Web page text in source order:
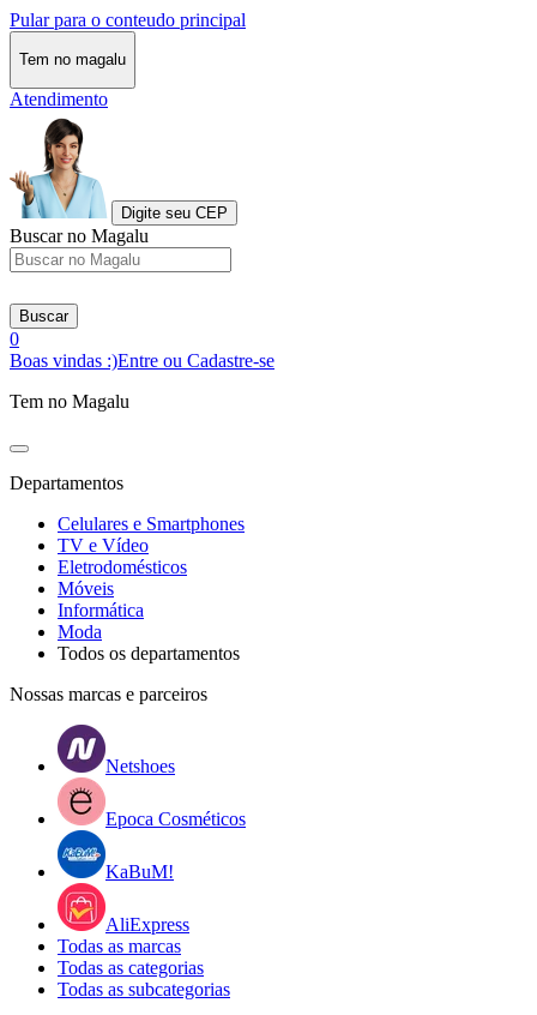
Pular para o conteudo principal
Tem no magalu
Atendimento
Digite seu CEP
Buscar no Magalu
Buscar
0
Boas vindas :)Entre ou Cadastre-se
Tem no Magalu
Departamentos
Celulares e Smartphones
TV e Vídeo
Eletrodomésticos
Móveis
Informática
Moda
Todos os departamentos
Nossas marcas e parceiros
Netshoes
Epoca Cosméticos
KaBuM!
AliExpress
Todas as marcas
Todas as categorias
Todas as subcategorias